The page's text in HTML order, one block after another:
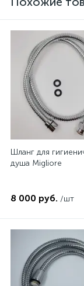
Шланг для
душа Migliore
8 000 руб. /шт